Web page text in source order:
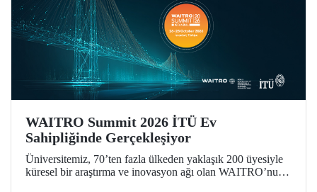
WAITRO Summit 2026 İTÜ Ev
Sahipliğinde Gerçekleşiyor
Üniversitemiz, 70’ten fazla ülkeden yaklaşık 200 üyesiyle
küresel bir araştırma ve inovasyon ağı olan WAITRO’nun